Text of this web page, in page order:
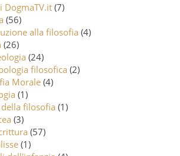
DogmaTV.it (7)
(56)
alla filosofia (4)
(26)
(24)
filosofica (2)
Morale (4)
(1)
filosofia (1)
(3)
(57)
(1)